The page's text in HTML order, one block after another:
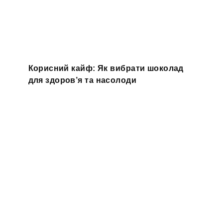
Корисний кайф: Як вибрати шоколад
для здоров’я та насолоди